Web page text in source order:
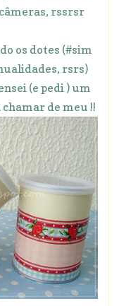
rssrsr
os dotes (#sim
rsrs)
(e pedi ) um
de meu !!